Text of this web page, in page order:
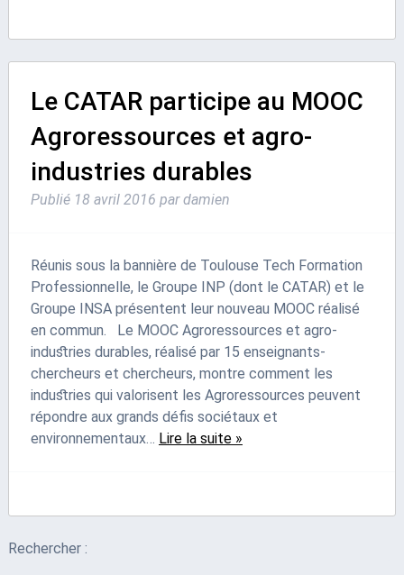
Le CATAR participe au MOOC
Agroressources et agro-
industries durables
Publié 18 avril 2016 par damien
Réunis sous la bannière de Toulouse Tech Formation
Professionnelle, le Groupe INP (dont le CATAR) et le
Groupe INSA présentent leur nouveau MOOC réalisé
en commun. Le MOOC Agroressources et agro-
industries durables, réalisé par 15 enseignants-
chercheurs et chercheurs, montre comment les
industries qui valorisent les Agroressources peuvent
répondre aux grands défis sociétaux et
environnementaux… Lire la suite »
Rechercher :